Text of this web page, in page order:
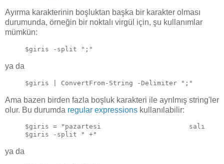
Ayırma karakterinin boşluktan başka bir karakter olması
durumunda, örneğin bir noktalı virgül için, şu kullanımlar
mümkün:
$giris -split ";"
ya da
$giris | ConvertFrom-String -Delimiter ";"
Ama bazen birden fazla boşluk karakteri ile ayrılmış string'ler
olur. Bu durumda regular expressions kullanılabilir:
$giris = "pazartesi                      salı
$giris -split " +"
ya da